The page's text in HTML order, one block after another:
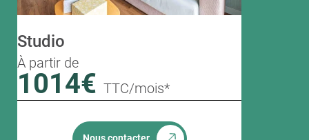
Studio
À partir de
1014€ TTC/mois*